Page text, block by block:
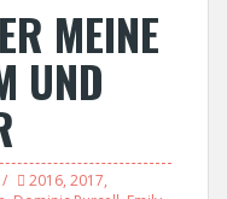
MEINE
UND
2016, 2017,